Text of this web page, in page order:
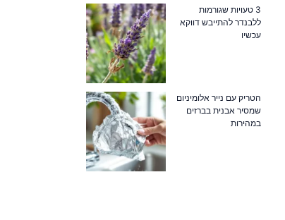
3 טעויות שגורמות
ללבנדר להתייבש דווקא
עכשיו
הטריק עם נייר אלומיניום
שמסיר אבנית בברזים
במהירות